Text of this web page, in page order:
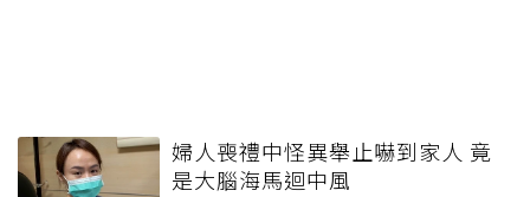
婦人喪禮中怪異舉止嚇到家人 竟
是大腦海馬迴中風